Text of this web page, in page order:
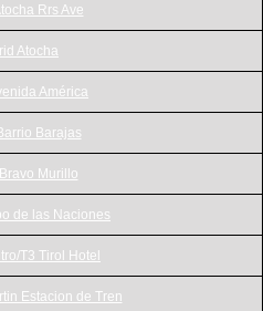
Rrs Ave
Atocha
América
Barajas
Murillo
de las Naciones
T3 Tirol Hotel
Estacion de Tren